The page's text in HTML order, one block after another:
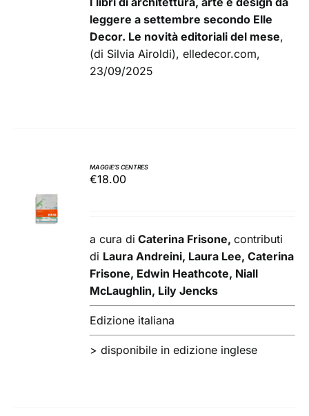
leggere a settembre secondo Elle
Decor. Le novità editoriali del mese,
(di Silvia Airoldi), elledecor.com,
23/09/2025
AL
CARRELLO
/
MAGGIE’S CENTRES
€18.00
a cura di Caterina Frisone,contributi
di Laura Andreini, Laura Lee, Caterina
Frisone, Edwin Heathcote, Niall
McLaughlin, Lily Jencks
Edizione italiana
> disponibile in edizione inglese